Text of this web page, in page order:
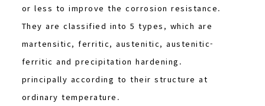
or less to improve the corrosion resistance.
They are classified into 5 types, which are
martensitic, ferritic, austenitic, austenitic-
ferritic and precipitation hardening.
principally according to their structure at
ordinary temperature.